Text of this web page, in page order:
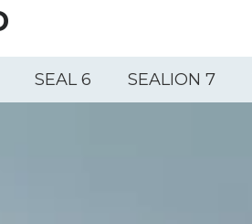
SEAL 6 SEALION 7